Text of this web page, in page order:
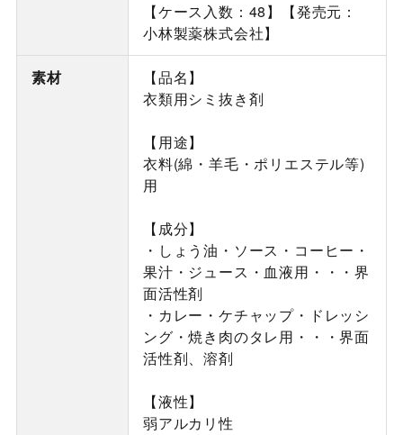
【ケース入数：48】【発売元：
小林製薬株式会社】
素材
【品名】
衣類用シミ抜き剤
【用途】
衣料(綿・羊毛・ポリエステル等)
用
【成分】
・しょう油・ソース・コーヒー・
果汁・ジュース・血液用・・・界
面活性剤
・カレー・ケチャップ・ドレッシ
ング・焼き肉のタレ用・・・界面
活性剤、溶剤
【液性】
弱アルカリ性